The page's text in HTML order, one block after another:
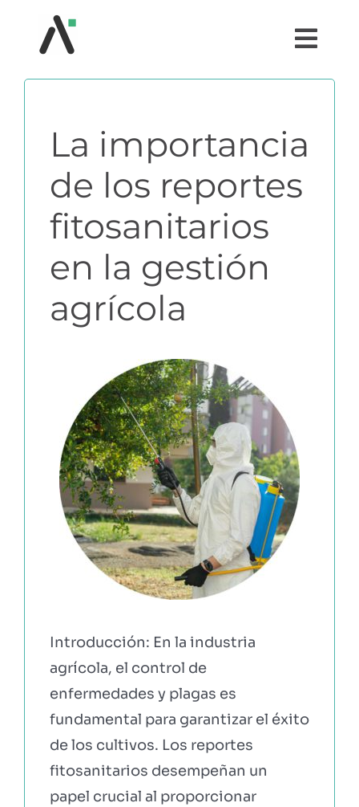
¿QUÉ ES AGRI?
MÓDULOS
TESTIMONIOS
PARTNERS
EBOOKS Y RECURSOS
PRUÉBALO GRATIS
La importancia
de los reportes
fitosanitarios
en la gestión
agrícola
Introducción: En la industria
agrícola, el control de
enfermedades y plagas es
fundamental para garantizar el éxito
de los cultivos. Los reportes
fitosanitarios desempeñan un
papel crucial al proporcionar